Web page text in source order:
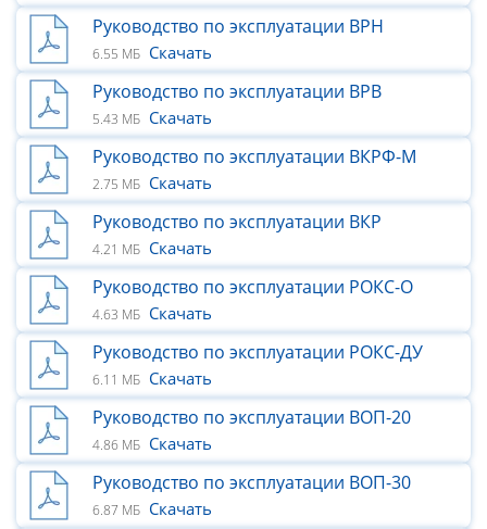
Руководство по эксплуатации ВРН
6.55 МБ Скачать
Руководство по эксплуатации ВРВ
5.43 МБ Скачать
Руководство по эксплуатации ВКРФ-М
2.75 МБ Скачать
Руководство по эксплуатации ВКР
4.21 МБ Скачать
Руководство по эксплуатации РОКС-О
4.63 МБ Скачать
Руководство по эксплуатации РОКС-ДУ
6.11 МБ Скачать
Руководство по эксплуатации ВОП-20
4.86 МБ Скачать
Руководство по эксплуатации ВОП-30
6.87 МБ Скачать